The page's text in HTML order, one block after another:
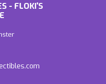
- FLOKI'S